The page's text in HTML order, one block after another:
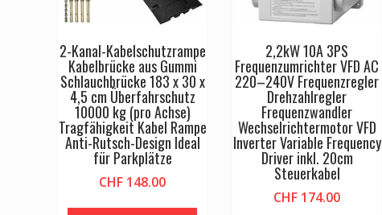
2-Kanal-Kabelschutzrampe
Kabelbrücke aus Gummi
Schlauchbrücke 183 x 30 x
4,5 cm Überfahrschutz
10000 kg (pro Achse)
Tragfähigkeit Kabel Rampe
Anti-Rutsch-Design Ideal
für Parkplätze
CHF 148.00
2,2kW 10A 3PS
Frequenzumrichter VFD AC
220–240V Frequenzregler
Drehzahlregler
Frequenzwandler
Wechselrichtermotor VFD
Inverter Variable Frequency
Driver inkl. 20cm
Steuerkabel
CHF 174.00